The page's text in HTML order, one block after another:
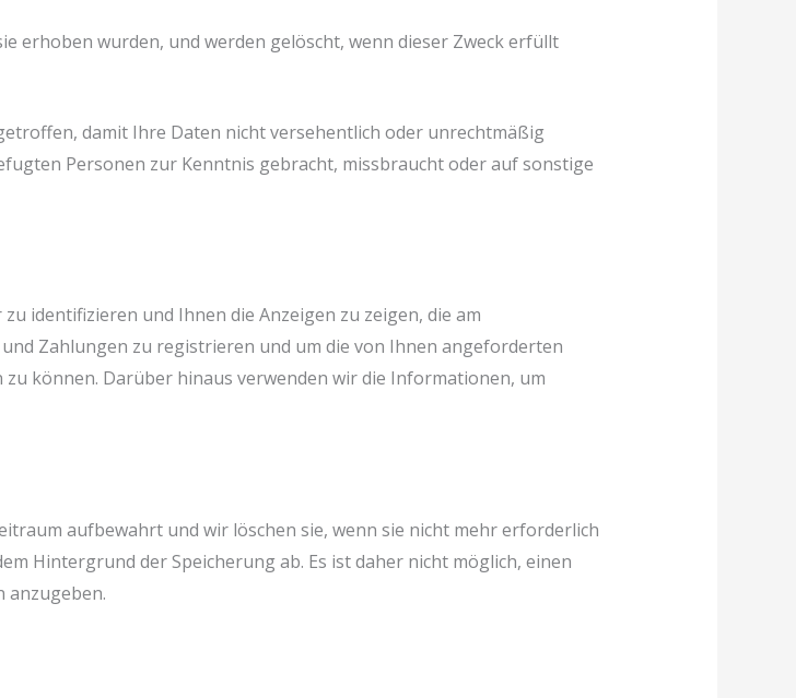
erhoben wurden, und werden gelöscht, wenn dieser Zweck erfüllt
damit Ihre Daten nicht versehentlich oder unrechtmäßig
Personen zur Kenntnis gebracht, missbraucht oder auf sonstige
identifizieren und Ihnen die Anzeigen zu zeigen, die am
Zahlungen zu registrieren und um die von Ihnen angeforderten
können. Darüber hinaus verwenden wir die Informationen, um
aufbewahrt und wir löschen sie, wenn sie nicht mehr erforderlich
Hintergrund der Speicherung ab. Es ist daher nicht möglich, einen
anzugeben.